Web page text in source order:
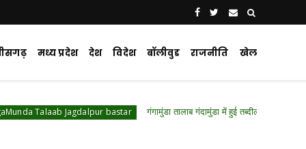
मध्य प्रदेश देश विदेश बॉलीवुड राजनीति खेल
Jagdalpur bastar गंगामुंडा तालाब गंदामुंडा में हुई तब्दील,चारो ओर पसरी गंदगी,175